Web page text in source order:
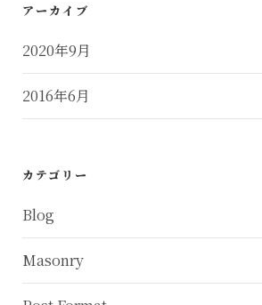
アーカイブ
2020年9月
2016年6月
カテゴリー
Blog
Masonry